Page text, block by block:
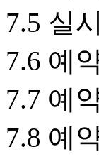
7.5 실
7.6 예
7.7 예
7.8 예